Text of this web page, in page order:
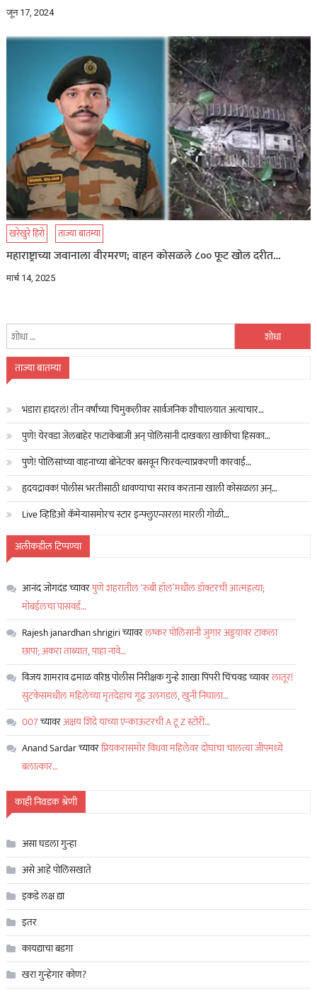
जून 17, 2024
खरेखुरे हिरो ताज्या बातम्या
महाराष्ट्राच्या जवानाला वीरमरण; वाहन कोसळले ८०० फूट खोल दरीत…
मार्च 14, 2025
शोध
ताज्या बातम्या
भंडारा हादरलं! तीन वर्षांच्या चिमुकलीवर सार्वजनिक शौचालयात अत्याचार…
पुणे! येरवडा जेलबाहेर फटाकेबाजी अन् पोलिसांनी दाखवला खाकीचा हिसका…
पुणे! पोलिसांच्या वाहनाच्या बोनेटवर बसवून फिरवल्याप्रकरणी कारवाई…
हृदयद्रावक! पोलीस भरतीसाठी धावण्याचा सराव करताना खाली कोसळला अन्…
Live व्हिडिओ कॅमेऱ्यासमोरच स्टार इन्फ्लुएन्सरला मारली गोळी…
अलीकडील टिप्पण्या
आनंद जोगदंडच्यावरपुणे शहरातील ‘रुबी हॉल’मधील डॉक्टरची आत्महत्या;
मोबईलचा पासवर्ड…
Rajesh janardhan shrigiriच्यावरलष्कर पोलिसांनी जुगार अड्डयावर टाकला
छापा; अकरा ताब्यात, पाहा नावे…
विजय शामराव ढमाळ वरिष्ठ पोलीस निरीक्षक गुन्हे शाखा पिंपरी चिंचवडच्यावरलातूर!
सुटकेसमधील महिलेच्या मृतदेहाचं गूढ उलगडलं, खुनी निघाला…
007च्यावरअक्षय शिंदे याच्या एन्काऊंटरची A टू Z स्टोरी…
Anand Sardarच्यावरप्रियकरासमोर विधवा महिलेवर दोघांचा चालत्या जीपमध्ये
बलात्कार…
काही निवडक श्रेणी
असा घडला गुन्हा
असे आहे पोलिसखाते
इकडे लक्ष द्या
इतर
कायद्याचा बडगा
खरा गुन्हेगार कोण?